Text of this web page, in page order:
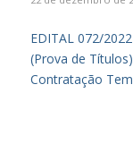
EDITAL 072/
(Prova de
Contratação